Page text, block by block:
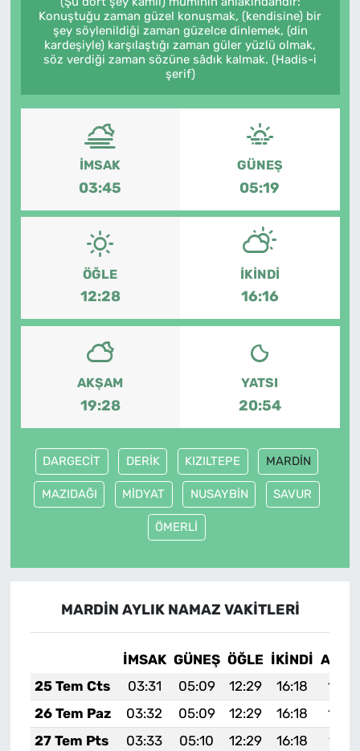
Konuştuğu zaman güzel konuşmak, (kendisine) bir
şey söylenildiği zaman güzelce dinlemek, (din
kardeşiyle) karşılaştığı zaman güler yüzlü olmak,
söz verdiği zaman sözüne sâdık kalmak. (Hadis-i
şerif)
İMSAK
03:45
GÜNEŞ
05:19
ÖĞLE
12:28
İKINDI
16:16
AKŞAM
19:28
YATSI
20:54
DARGECİT DERİK KIZILTEPE MARDİN
MAZIDAĞI MİDYAT NUSAYBİN SAVUR
ÖMERLİ
MARDİN AYLIK NAMAZ VAKITLERI
İMSAK GÜNEŞ ÖĞLE İKINDI
25 Tem Cts
03:31 05:09 12:29 16:18
26 Tem Paz
03:32 05:09 12:29 16:18
27 Tem Pts
03:33 05:10 12:29 16:18
19:37
MAGAZİN